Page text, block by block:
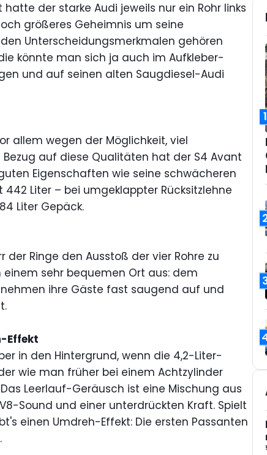
der starke Audi jeweils nur ein Rohr links
größeres Geheimnis um seine
Unterscheidungsmerkmalen gehören
könnte man sich ja auch im Aufkleber-
und auf seinen alten Saugdiesel-Audi
allem wegen der Möglichkeit, viel
Bezug auf diese Qualitäten hat der S4 Avant
Eigenschaften wie seine schwächeren
442 Liter – bei umgeklappter Rücksitzlehne
Liter Gepäck.
der Ringe den Ausstoß der vier Rohre zu
einem sehr bequemen Ort aus: dem
nehmen ihre Gäste fast saugend auf und
Effekt
in den Hintergrund, wenn die 4,2-Liter-
wie man früher bei einem Achtzylinder
Leerlauf-Geräusch ist eine Mischung aus
Sound und einer unterdrückten Kraft. Spielt
einen Umdreh-Effekt: Die ersten Passanten
1